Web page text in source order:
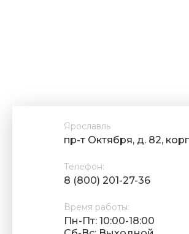
Ярославль
пр-т Октября, д. 82,
Телефон:
8 (800) 201-27-36
Время работы:
Пн-Пт: 10:00-18:00